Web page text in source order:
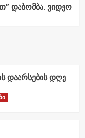
დაბომბა. ვიდეო
დაარსების დღე